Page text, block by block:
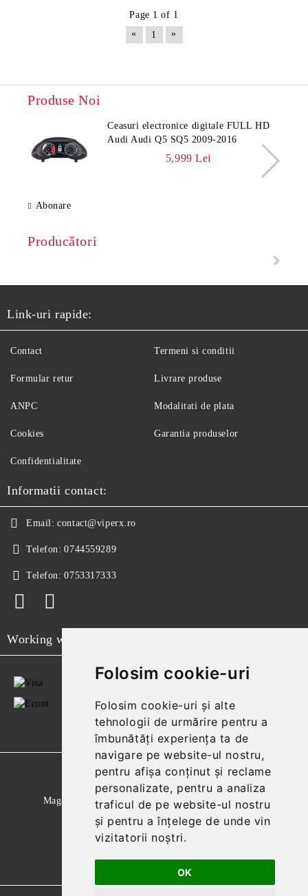
Folosim cookie-uri
Folosim cookie-uri și alte
tehnologii de urmărire pentru a
îmbunătăți experiența ta de
navigare pe website-ul nostru,
pentru afișa conținut și reclame
personalizate, pentru a analiza
traficul de pe website-ul nostru
și pentru a înțelege de unde vin
vizitatorii noștri.
OK
Page 1 of 1
«
1 »
Produse Noi
Ceasuri electronice digitale FULL HD
Audi Audi Q5 SQ5 2009-2016
5,999 Lei
Abonare
Producători
Link-uri rapide:
Contact
Formular retur
ANPC
Cookies
Termeni si conditii
Livrare produse
Modalitati de plata
Garantia produselor
Confidentialitate
Informatii contact:
Email: contact@viperx.ro
Telefon: 0744559289
Telefon: 0753317333
Working with
GDPR
Magazinul nostru respecta 100% prevederile GDPR.
Citeste politica de confidentialitate
Informatiile mele personale